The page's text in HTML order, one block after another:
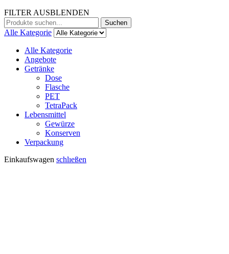
FILTER AUSBLENDEN
Suchen
nach:
Suchen
Alle Kategorie
Alle Kategorie
Angebote
Getränke
Dose
Flasche
PET
TetraPack
Lebensmittel
Gewürze
Konserven
Verpackung
Einkaufswagen schlıeßen